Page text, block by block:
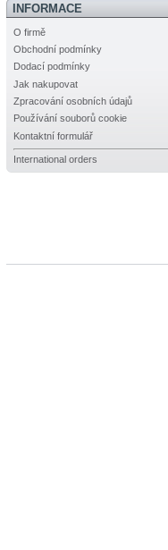
INFORMACE
O firmě
Obchodní podmínky
Dodací podmínky
Jak nakupovat
Zpracování osobních údajů
Používání souborů cookie
Kontaktní formulář
International orders